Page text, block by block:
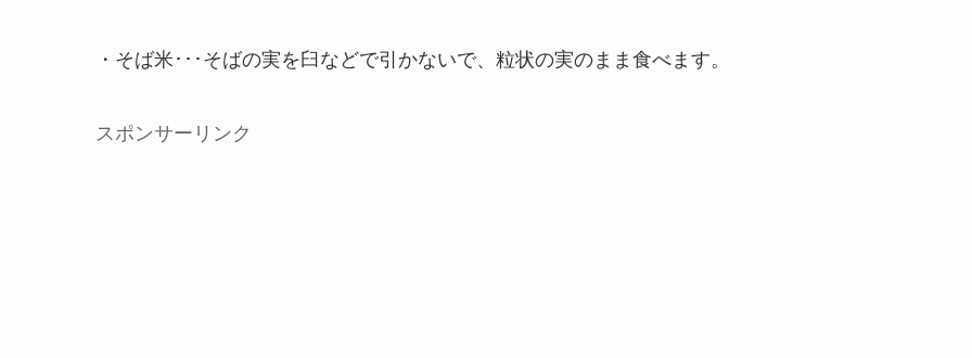
・そば米･･･そばの実を臼などで引かないで、粒状の実のまま食べます。
スポンサーリンク